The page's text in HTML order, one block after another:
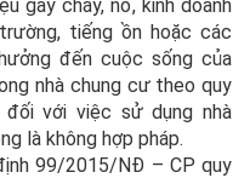
gây cháy, nổ, kinh doanh
tiếng ồn hoặc các
đến cuộc sống của
nhà chung cư theo quy
đối với việc sử dụng nhà
là không hợp pháp.
99/2015/NĐ – CP quy